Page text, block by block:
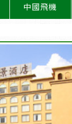
中國飛機